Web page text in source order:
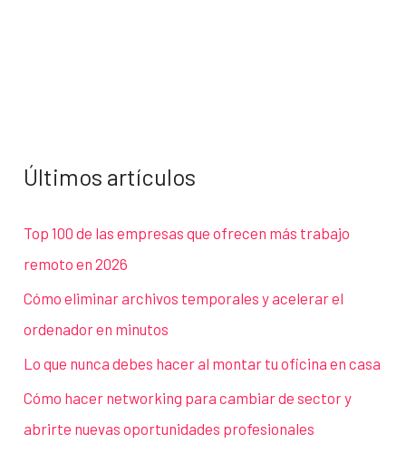
Últimos artículos
Top 100 de las empresas que ofrecen más trabajo
remoto en 2026
Cómo eliminar archivos temporales y acelerar el
ordenador en minutos
Lo que nunca debes hacer al montar tu oficina en casa
Cómo hacer networking para cambiar de sector y
abrirte nuevas oportunidades profesionales